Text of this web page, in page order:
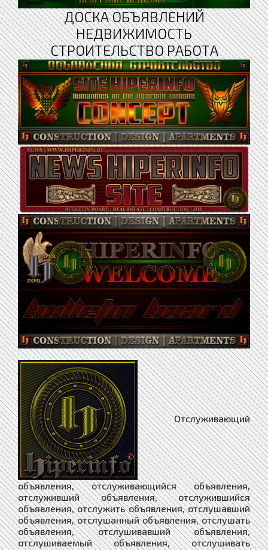
ДОСКА ОБЪЯВЛЕНИЙ
НЕДВИЖИМОСТЬ
СТРОИТЕЛЬСТВО РАБОТА
Отслуживающий объявления, отслуживающийся объявления, отслуживший объявления, отслужившийся объявления, отслужить объявления, отслушавший объявления, отслушанный объявления, отслушать объявления, отслушивавший объявления, отслушиваемый объявления, отслушивать объявления, отслушивающий объявления, отслюненный объявления, отслюнивавший объявления, отслюниваемый объявления, отслюнивающий объявления, отслюнивший объявления, отслюнявивший объявления, отсматривавший объявления, отсматривавшийся объявления, отсматриваемый объявления, отсматривание объявления, отсматривающий объявления, отсматривающийся объявления, отсмеивавшийся объявления, отсмеивающийся объявления, отсмеявшийся объявления, отсмеяться объявления, отсмотревший объявления, отсмотренный объявления, отсмотреть объявления, отсношать объявления, отснявший объявления, отснявшийся объявления, отснятый объявления, отсоветовавший объявления, отсоветованный объявления, отсоветовать объявления, отсоединение объявления, отсоединенный объявления, отсоединивший объявления, отсоединившийся объявления, отсоединитель объявления, отсоединительный объявления, отсоединиться объявления, отсоединявший объявления, отсоединявшийся объявления, отсоединяемый объявления, отсоединять объявления, отсоединяющий объявления, отсоединяющийся объявления, отсортировавший объявления, отсортировавшийся объявления, отсортирование объявления, отсортированный объявления, отсортировать объявления, отсортировка объявления, отсортировывавший объявления, отсортировывавшийся объявления, отсортировываемый объявления, отсортировывать объявления, отсортировывающий объявления, отсортировывающийся объявления, отсос объявления, отсосавший объявления, отсосанный объявления, отсосать объявления, отсосный объявления, отсохнувший объявления, отсохнуть объявления, отсохший объявления, отспаривавший объявления, отспариваемый объявления, отспаривать объявления, отспаривающий объявления, отспоренный объявления, отспоривший объявления, отспорить объявления, отсроченный объявления, отсрочивавший объявления, отсрочивавшийся объявления, отсрочиваемый объявления, отсрочивание объявления, отсрочивать объявления, отсрочивающий объявления, отсрочивающийся объявления, отсрочивший объявления, отсрочить объявления, отсрочица объявления, отсрочка объявления, отсрочник объявления, отсрочница объявления, отссываться объявления, отстававший объявления, отставание объявления, отставать объявления, отставивший объявления, отставить объявления, отставка объявления, отставление объявления, отставленный объявления, отставлявший объявления, отставлявшийся объявления, отставляемый объявления, отставляющий объявления, отставляющийся объявления, отставник объявления, отставной объявления, отставший объявления, отстаивавший объявления, отстаивавшийся объявления, отстаиваемый объявления, отстаивание объявления, отстаиватель объявления, отстаивательница объявления, отстаивать объявления, отстаивающий объявления, отстаивающийся объявления, отстало объявления, отсталость объявления, отсталый объявления, отстань объявления, отстаньте объявления, отстать объявления, отстающий объявления, отстегавший объявления, отстеганный объявления, отстегать объявления, отстегивавший объявления, отстегивавшийся объявления, отстегиваемый объявления, отстегивание объявления, отстегивать объявления, отстегивающий объявления, отстегивающийся объявления, отстегнувший объявления, отстегнувшийся объявления, отстегнутый объявления, отстегнуть объявления, отстежка объявления, отстежник объявления, отстиравший объявления, отстиравшийся объявления, отстиранный объявления, отстирать объявления, отстирка объявления, отстирывавший объявления, отстирывавшийся объявления, отстирываемый объявления, отстирывание объявления, отстирываться объявления, отстирывающий объявления, отстирывающийся объявления, отстование объявления, отстой объявления, отстойник объявления, отстойный объявления, отстойщик объявления, отстойщица объявления, отстоявший объявления, отстоявшийся объявления, отстоятель объявления, отстоятельница объявления, отстояться объявления, отстоящий объявления, отстрагивавший объявления, отстрагивавшийся объявления, отстрагивание объявления, отстрагивающий объявления, отстрагивающийся объявления, отстраивавший объявления, отстраивавшийся объявления, отстраиваемый объявления, отстраивание объявления, отстраивать объявления, отстраивающий объявления, отстраивающийся объявления, отстранение объявления, отстраненно объявления, отстраненность объявления, отстраненный объявления, отстранивший объявления, отстранившийся объявления, отстранить объявления, отстраниться объявления, отстранявший объявления, отстранявшийся объявления, отстраняемый объявления, отстранять объявления, отстраняться объявления, отстраняющий объявления, отстраняющийся объявления, отстрачивавший объявления, отстрачивавшийся объявления, отстрачиваемый объявления, отстрачивание объявления, отстрачивающий объявления, отстрачивающийся объявления, отстрел объявления, отстреленный объявления, отстреливавший объявления, отстреливавшийся объявления, отстреливаемый объявления, отстреливание объявления, отстреливающий объявления, отстреливающийся объявления, отстреливший объявления, отстрелившийся объявления, отстрелявшийся объявления, отстригший объявления, отстриженный объявления, отстричь объявления, отстрогавший объявления, отстроганный объявления, отстроенный объявления, отстроивший объявления, отстроившийся объявления, отстроить объявления, отстроченный объявления, отстрочивший объявления, отстрочить объявления, отстрочка объявления, отстругавший объявления, отструганный объявления, отстругать объявления, отстругивавший объявления, отстругивавшийся объявления, отстругивание объявления, отстругивающий объявления, отстругивающийся объявления, отстукавший объявления, отстуканный объявления, отстукать объявления, отстукивавший объявления, отстукивавшийся объявления, отстукиваемый объявления, отстукивание объявления, отстукивать объявления, отстукивающий объявления, отстукивающийся объявления, отступ объявления, отступавший объявления, отступавшийся объявления, отступание объявления, отступатель объявления, отступательница объявления, отступать объявления, отступаться объявления, отступающий объявления, отступающийся объявления, отступивший объявления, отступившийся объявления, отступить объявления, отступление объявления, отступник объявления, отступница объявления, отступнический объявления, отступничество объявления, отступной объявления, отступный объявления, отступщик объявления, отступщица объявления, отступя объявления, отстучавший объявления, отстучать объявления, отстыковавший объявления, отстыковавшийся объявления, отстыкованный объявления, отстыковка объявления, отстыковывавший объявления, отстыковывавшийся объявления, отстыковываемый объявления, отстыковывание объявления, отстыковывающий объявления, отстыковывающийся объявления, отсудивший объявления, отсудитель объявления, отсудительница объявления, отсудить объявления, отсуждатель объявления, отсуждательница объявления, отсуждение объявления, отсуженный объявления, отсуживавший объявления, отсуживавшийся объявления, отсуживающий объявления, отсуживающийся объявления, отсутствие объявления, отсутствовавший объявления, отсутствовать объявления, отсутствуемый объявления, отсутствует объявления, отсутствующе объявления, отсутствующий объявления, отсутяживший объявления, отсутяжить объявления, отсутяжничавший объявления, отсученный объявления, отсучивавший объявления, отсучивавшийся объявления, отсучивающий объявления, отсучивающийся объявления, отсучивший объявления, отсучившийся объявления, отсучиться объявления, отсчет объявления, отсчитавший объявления, отсчитанный объявления, отсчитать объявления, отсчитывавший объявления, отсчитывавшийся объявления, отсчитываемый объявления, отсчитывание объявления, отсчитывать объявления, отсчитывающий объявления, отсчитывающийся объявления, отсылавший объявления, отсылавшийся объявления, отсылаемый объявления, отсылать объявления, отсылающий объявления, отсылающийся объявления, отсылка объявления, отсыпавший объявления, отсыпавшийся объявления, отсыпаемый объявления, отсыпание объявления, отсыпанный объявления, отсыпать объявления, отсыпающий объявления, отсыпающийся объявления, отсыпка объявления, отсыпленный объявления, отсыревавший объявления, отсыревание объявления, отсыревать объявления, отсыревающий объявления, отсыревший объявления, отсырелость объявления, отсырелый объявления, отсыреть объявления, отсыхавший объявления, отсыхаемый объявления, отсыхание объявления, отсыхать объявления, отсыхающий объявления, отсюда объявления, отсюдова объявления, отт объявления, оттава объявления, оттаивавший объявления, оттаивавшийся объявления, оттаиваемый объявления, оттаивание объявления, оттаивать объявления, оттаивающий объявления, оттаивающийся объявления, оттаксированный объявления, отталкивавший объявления, отталкивавшийся объявления, отталкиваемый объявления, отталкивание объявления, отталкиваться объявления, отталкивающе объявления, отталкивающий объявления, отталкивающийся объявления, оттанцевавший объявления, оттанцевавшийся объявления, оттанцеваться объявления, оттанцовывавший объявления, оттанцовывавшийся объявления, оттанцовывающий объявления, оттанцовывающийся объявления, оттапливавший объявления, оттапливавшийся объявления, оттапливаемый объявления, оттапливание объявления, оттапливающий объявления, оттапливающийся объявления, оттаптывавший объявления, оттаптывавшийся объявления, оттаптывание объявления, оттаптывать объявления, оттаптывающий объявления, оттаптывающийся объявления, оттарабанивший объявления, оттарабанить объявления, оттаска объявления, оттаскавший объявления, оттаскавшийся объявления, оттасканный объявления, оттаскать объявления, оттаскивавший объявления, оттаскивавшийся объявления, оттаскиваемый объявления, оттаскивание объявления, оттаскивающий объявления, оттаскивающийся объявления, оттачивавший объявления, оттачивавшийся объявления, оттачиваемый объявления, оттачивание